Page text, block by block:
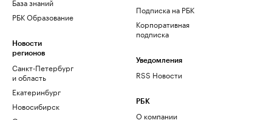
РБК Образование
Новости
регионов
Санкт-Петербург
и область
Екатеринбург
Новосибирск
Подписка на РБК
Корпоративная
подписка
Уведомления
RSS Новости
РБК
О компании